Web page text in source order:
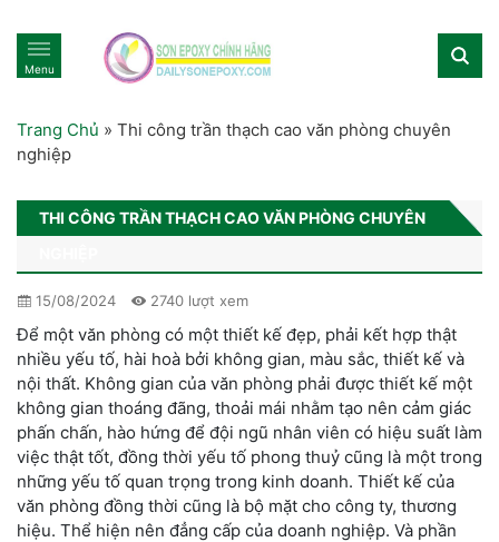
Menu
Trang Chủ » Thi công trần thạch cao văn phòng chuyên
nghiệp
THI CÔNG TRẦN THẠCH CAO VĂN PHÒNG CHUYÊN
15/08/2024 2740 lượt xem
Để một văn phòng có một thiết kế đẹp, phải kết hợp thật
nhiều yếu tố, hài hoà bởi không gian, màu sắc, thiết kế và
nội thất. Không gian của văn phòng phải được thiết kế một
không gian thoáng đãng, thoải mái nhằm tạo nên cảm giác
phấn chấn, hào hứng để đội ngũ nhân viên có hiệu suất làm
việc thật tốt, đồng thời yếu tố phong thuỷ cũng là một trong
những yếu tố quan trọng trong kinh doanh. Thiết kế của
văn phòng đồng thời cũng là bộ mặt cho công ty, thương
hiệu. Thể hiện nên đẳng cấp của doanh nghiệp. Và phần